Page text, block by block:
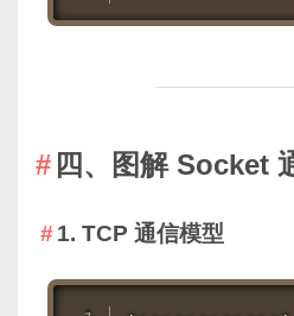
四、图解 Socket
1. TCP 通信模型